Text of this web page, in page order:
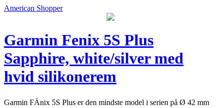
American Shopper
Garmin Fenix 5S Plus
Sapphire, white/silver med
hvid silikonerem
Garmin FÄnix 5S Plus er den mindste model i serien på Ø 42 mm